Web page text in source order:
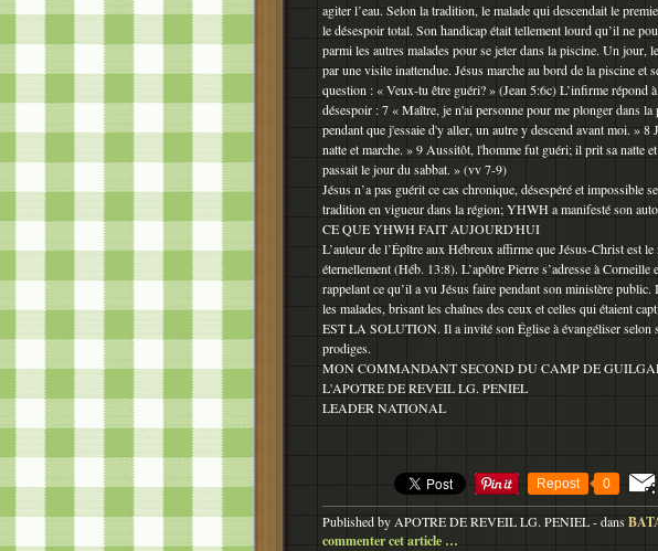
agiter l’eau. Selon la tradition, le malade qui descendait le
le désespoir total. Son handicap était tellement lourd qu’il ne
parmi les autres malades pour se jeter dans la piscine. Un jour,
par une visite inattendue. Jésus marche au bord de la piscine et
question : « Veux-tu être guéri? » (Jean 5:6c) L’infirme répond
désespoir : 7 « Maître, je n'ai personne pour me plonger dans la
pendant que j'essaie d'y aller, un autre y descend avant moi. »
natte et marche. » 9 Aussitôt, l'homme fut guéri; il prit sa natte
passait le jour du sabbat. » (vv 7-9)
Jésus n’a pas guérit ce cas chronique, désespéré et impossible
tradition en vigueur dans la région; YHWH a manifesté son
CE QUE YHWH FAIT AUJOURD'HUI
L’auteur de l’Épître aux Hébreux affirme que Jésus-Christ est
éternellement (Héb. 13:8). L’apôtre Pierre s’adresse à Corneille
rappelant ce qu’il a vu Jésus faire pendant son ministère
les malades, brisant les chaînes des ceux et celles qui étaient
EST LA SOLUTION. Il a invité son Église à évangéliser selon
prodiges.
MON COMMANDANT SECOND DU CAMP DE
L'APOTRE DE REVEIL LG. PENIEL
LEADER NATIONAL
Repost 0
Published by APOTRE DE REVEIL LG. PENIEL-dans
commenter cet article …